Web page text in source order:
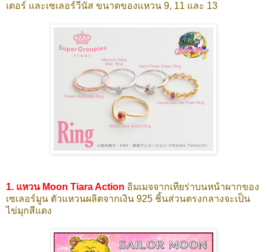
เตอร์ และเซเลอร์วีนัส ขนาดของแหวน 9, 11 และ 13
1. แหวน Moon Tiara Action อิมเมจจากเทียร่าบนหน้าผากของ
เซเลอร์มูน ตัวแหวนผลิตจากเงิน 925 ชิ้นส่วนตรงกลางจะเป็น
ไข่มุกสีแดง